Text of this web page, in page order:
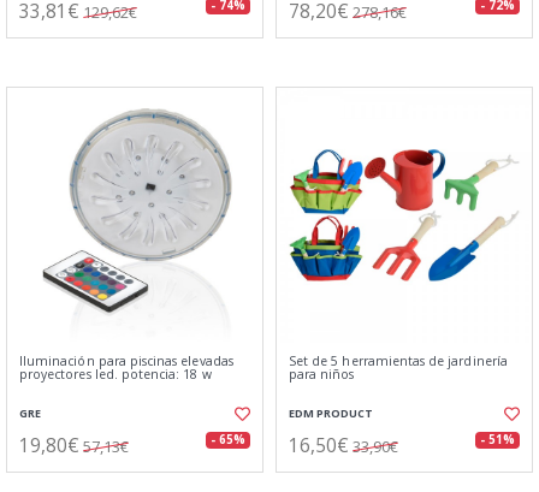
33,81€ 129,62€ - 74% 78,20€ 278,16€ - 72%
Iluminación para piscinas elevadas
proyectores led. potencia: 18 w
GRE
19,80€ 57,13€ - 65%
Set de 5 herramientas de jardinería
para niños
EDM PRODUCT
16,50€ 33,90€ - 51%